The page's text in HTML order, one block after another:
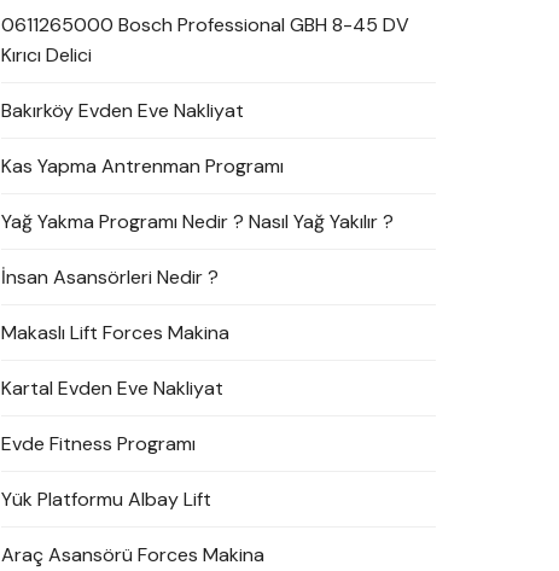
0611265000 Bosch Professional GBH 8-45 DV
Kırıcı Delici
Bakırköy Evden Eve Nakliyat
Kas Yapma Antrenman Programı
Yağ Yakma Programı Nedir ? Nasıl Yağ Yakılır ?
İnsan Asansörleri Nedir ?
Makaslı Lift Forces Makina
Kartal Evden Eve Nakliyat
Evde Fitness Programı
Yük Platformu Albay Lift
Araç Asansörü Forces Makina